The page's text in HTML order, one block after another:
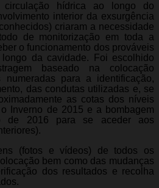
circulação hídrica ao longo do
interior da exsurgência
criaram a necessidade
de monitorização em toda a
o funcionamento dos prováveis
da cavidade. Foi escolhido
baseado na colocação
para a identificação,
das condutas utilizadas e, se
as cotas dos níveis
Inverno de 2015 e a bombagem
de 2016 para se aceder aos
(fotos e vídeos) de todos os
bem como das mudanças
dos resultados e recolha